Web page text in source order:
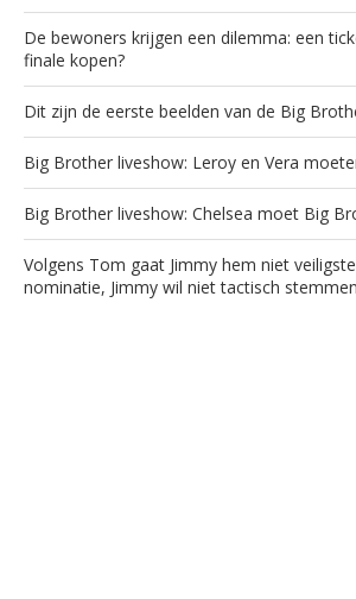
De bewoners krijgen een dilemma: een
finale kopen?
Dit zijn de eerste beelden van de Big
Big Brother liveshow: Leroy en Vera
Big Brother liveshow: Chelsea moet Big
Volgens Tom gaat Jimmy hem niet
nominatie, Jimmy wil niet tactisch stemmen